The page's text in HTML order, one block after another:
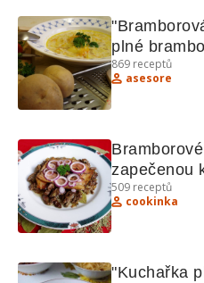
plné
869 receptů
asesore
zapečenou
509 receptů
cookinka
"Kuchařka